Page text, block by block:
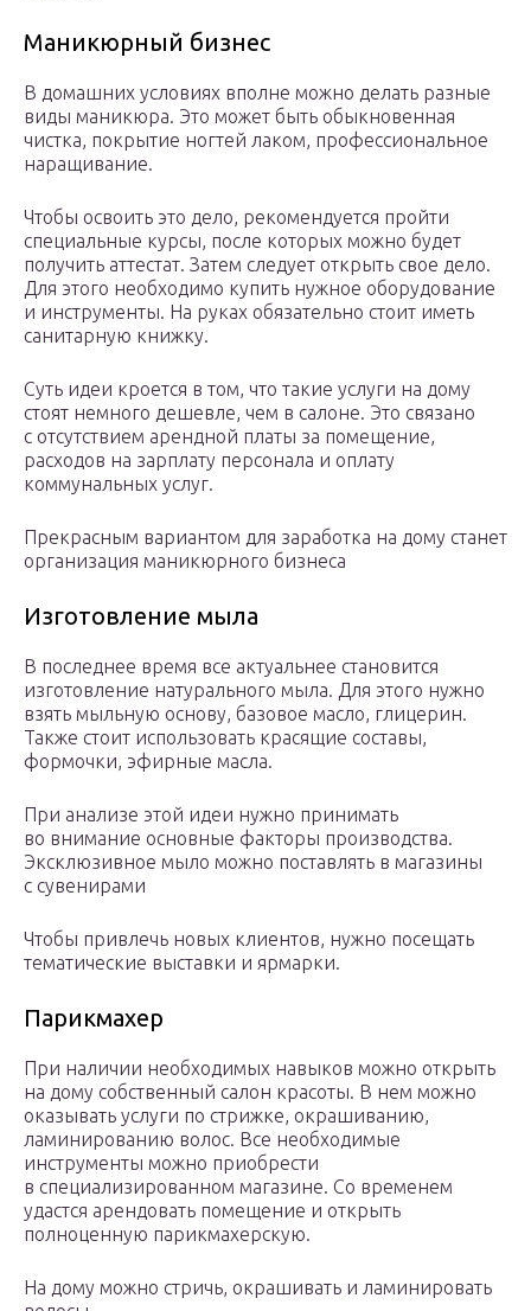
Маникюрный бизнес
В домашних условиях вполне можно делать разные
виды маникюра. Это может быть обыкновенная
чистка, покрытие ногтей лаком, профессиональное
наращивание.
Чтобы освоить это дело, рекомендуется пройти
специальные курсы, после которых можно будет
получить аттестат. Затем следует открыть свое дело.
Для этого необходимо купить нужное оборудование
и инструменты. На руках обязательно стоит иметь
санитарную книжку.
Суть идеи кроется в том, что такие услуги на дому
стоят немного дешевле, чем в салоне. Это связано
с отсутствием арендной платы за помещение,
расходов на зарплату персонала и оплату
коммунальных услуг.
Прекрасным вариантом для заработка на дому станет
организация маникюрного бизнеса
Изготовление мыла
В последнее время все актуальнее становится
изготовление натурального мыла. Для этого нужно
взять мыльную основу, базовое масло, глицерин.
Также стоит использовать красящие составы,
формочки, эфирные масла.
При анализе этой идеи нужно принимать
во внимание основные факторы производства.
Эксклюзивное мыло можно поставлять в магазины
с сувенирами
Чтобы привлечь новых клиентов, нужно посещать
тематические выставки и ярмарки.
Парикмахер
При наличии необходимых навыков можно открыть
на дому собственный салон красоты. В нем можно
оказывать услуги по стрижке, окрашиванию,
ламинированию волос. Все необходимые
инструменты можно приобрести
в специализированном магазине. Со временем
удастся арендовать помещение и открыть
полноценную парикмахерскую.
На дому можно стричь, окрашивать и ламинировать